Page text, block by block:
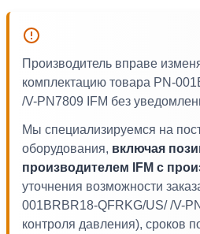
Производитель вправе
комплектацию товара PN-
/V-PN7809 IFM без
Мы специализируемся на
оборудования, включая
производителем IFM с
уточнения возможности
001BRBR18-QFRKG/US/ /V-
контроля давления), сроков